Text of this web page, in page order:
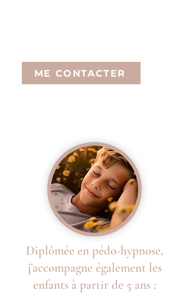
ME CONTACTER
Diplômée en pédo-hypnose,
j’accompagne également les
enfants à partir de 5 ans :